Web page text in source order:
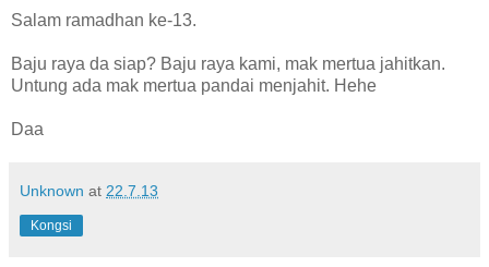
Salam ramadhan ke-13.
Baju raya da siap? Baju raya kami, mak mertua jahitkan.
Untung ada mak mertua pandai menjahit. Hehe
Daa
Unknown at 22.7.13
Kongsi